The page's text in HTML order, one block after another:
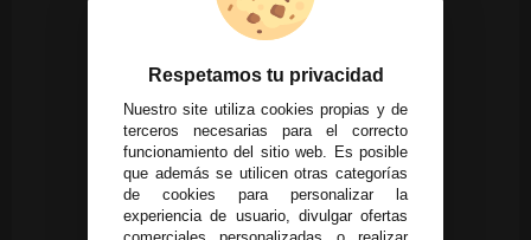
Respetamos tu privacidad
Nuestro site utiliza cookies propias y de
terceros necesarias para el correcto
funcionamiento del sitio web. Es posible
que además se utilicen otras categorías
de cookies para personalizar la
experiencia de usuario, divulgar ofertas